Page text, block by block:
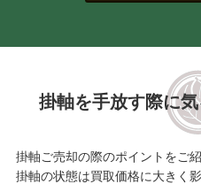
掛軸を手放す際に
掛軸ご売却の際のポイントをご紹
掛軸の状態は買取価格に大きく